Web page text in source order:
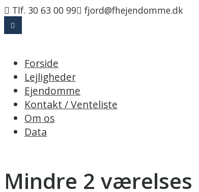
Tlf. 30 63 00 99 fjord@fhejendomme.dk
Forside
Lejligheder
Ejendomme
Kontakt / Venteliste
Om os
Data
Mindre 2 værelses